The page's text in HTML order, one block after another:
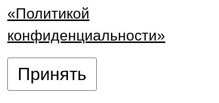
«Политикой
конфиденциальности»
Принять